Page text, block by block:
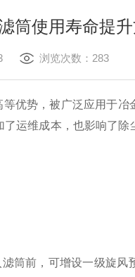
筒使用寿命提
浏览次数：283
优势，被广泛应用于
运维成本，也影响了
前，可增设一级旋风